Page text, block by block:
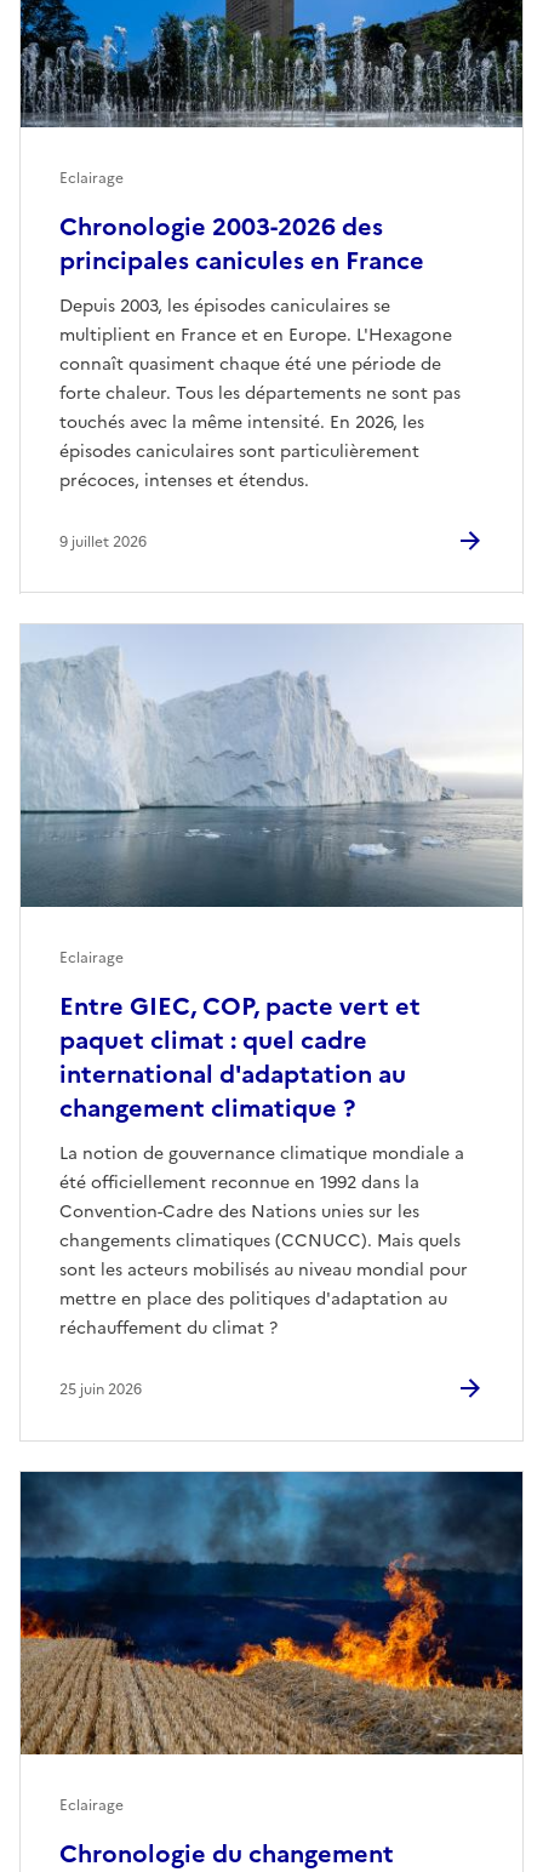
Chronologie 2003-2026 des
principales canicules en France
Depuis 2003, les épisodes caniculaires se
multiplient en France et en Europe. L'Hexagone
connaît quasiment chaque été une période de
forte chaleur. Tous les départements ne sont pas
touchés avec la même intensité. En 2026, les
épisodes caniculaires sont particulièrement
précoces, intenses et étendus.
Eclairage
9 juillet 2026
Entre GIEC, COP, pacte vert et
paquet climat : quel cadre
international d'adaptation au
changement climatique ?
La notion de gouvernance climatique mondiale a
été officiellement reconnue en 1992 dans la
Convention-Cadre des Nations unies sur les
changements climatiques (CCNUCC). Mais quels
sont les acteurs mobilisés au niveau mondial pour
mettre en place des politiques d'adaptation au
réchauffement du climat ?
Eclairage
25 juin 2026
Chronologie du changement
Eclairage